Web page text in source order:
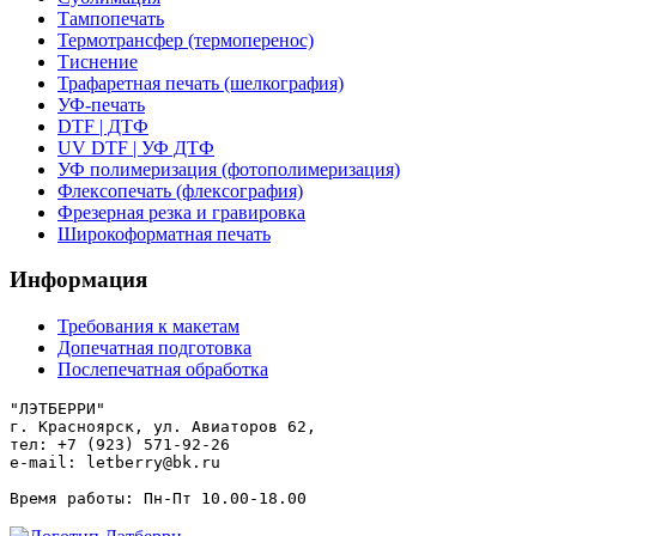
Тампопечать
Термотрансфер (термоперенос)
Тиснение
Трафаретная печать (шелкография)
УФ-печать
DTF | ДТФ
UV DTF | УФ ДТФ
УФ полимеризация (фотополимеризация)
Флексопечать (флексография)
Фрезерная резка и гравировка
Широкоформатная печать
Информация
Требования к макетам
Допечатная подготовка
Послепечатная обработка
"ЛЭТБЕРРИ"
г. Красноярск, ул. Авиаторов 62,
тел: +7 (923) 571-92-26
e-mail: letberry@bk.ru